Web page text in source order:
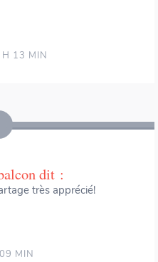
13 MIN
dit :
très apprécié!
MIN